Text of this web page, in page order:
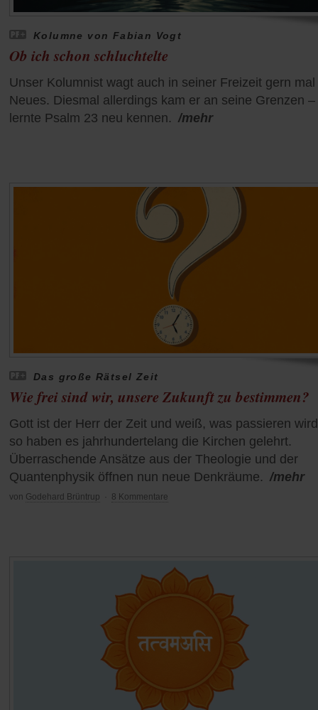
Kolumne von Fabian Vogt
Ob ich schon schluchtelte
Unser Kolumnist wagt auch in seiner Freizeit gern mal
Neues. Diesmal allerdings kam er an seine Grenzen
lernte Psalm 23 neu kennen. /mehr
Das große Rätsel Zeit
Wie frei sind wir, unsere Zukunft zu bestimmen?
Gott ist der Herr der Zeit und weiß, was passieren
so haben es jahrhundertelang die Kirchen gelehrt.
Überraschende Ansätze aus der Theologie und der
Quantenphysik öffnen nun neue Denkräume. /mehr
von Godehard Brüntrup 8 Kommentare